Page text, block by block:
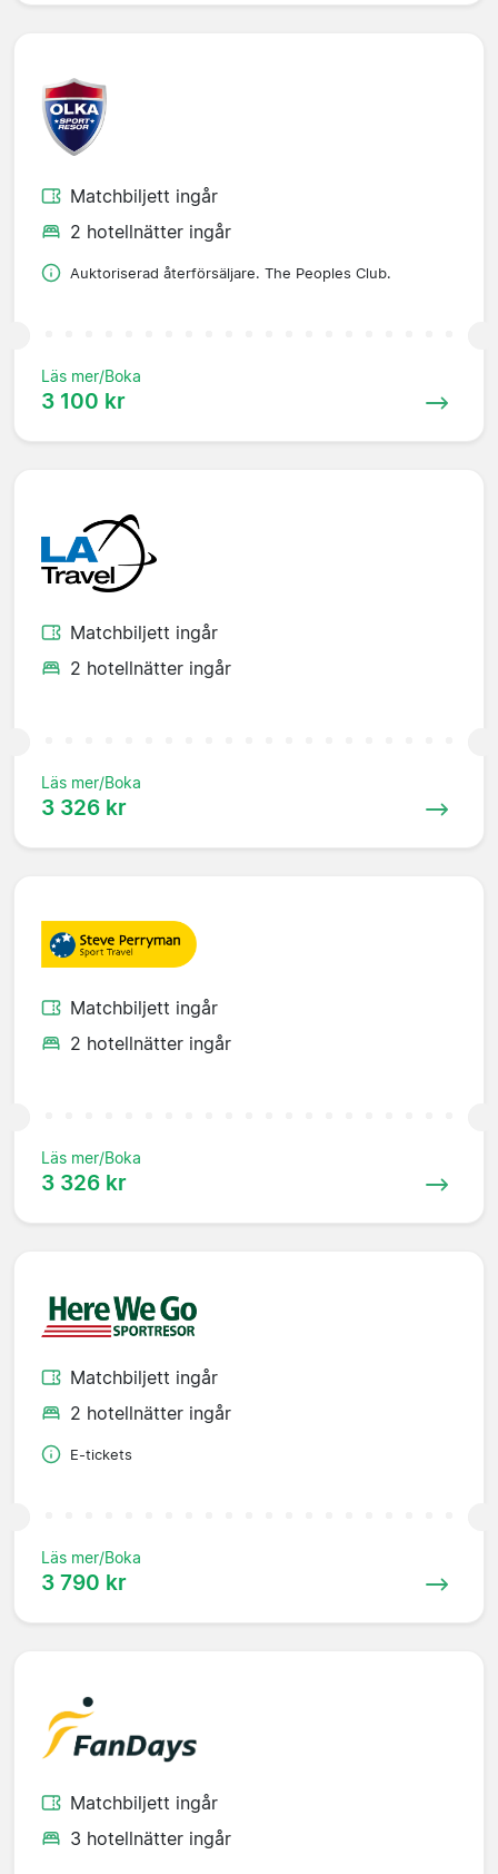
Matchbiljett ingår
2 hotellnätter ingår
Auktoriserad återförsäljare. The Peoples Club.
Läs mer/Boka
3 100 kr
Matchbiljett ingår
2 hotellnätter ingår
Läs mer/Boka
3 326 kr
Matchbiljett ingår
2 hotellnätter ingår
Läs mer/Boka
3 326 kr
Matchbiljett ingår
2 hotellnätter ingår
E-tickets
Läs mer/Boka
3 790 kr
Matchbiljett ingår
3 hotellnätter ingår